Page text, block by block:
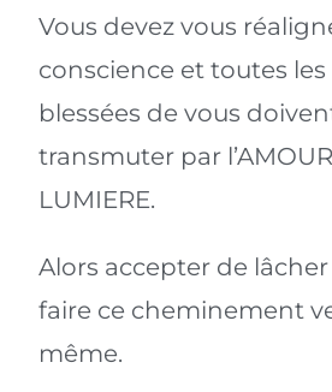
Vous devez vous
conscience et toutes
blessées de vous
transmuter par
LUMIERE.
Alors accepter de
faire ce cheminement
même.